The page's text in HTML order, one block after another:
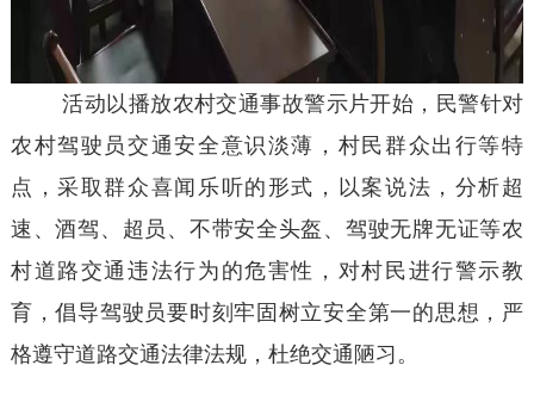
活动以播放农村交通事故警示片开始，民警针对
农村驾驶员交通安全意识淡薄，村民群众出行等特
点，采取群众喜闻乐听的形式，以案说法，分析超
速、酒驾、超员、不带安全头盔、驾驶无牌无证等农
村道路交通违法行为的危害性，对村民进行警示教
育，倡导驾驶员要时刻牢固树立安全第一的思想，严
格遵守道路交通法律法规，杜绝交通陋习。